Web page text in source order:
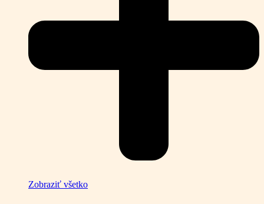
Zobraziť všetko